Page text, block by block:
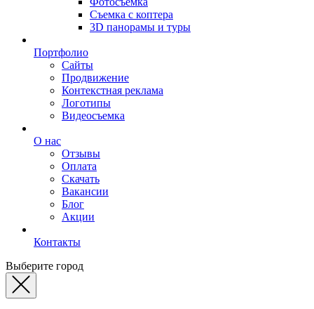
Съемка с коптера
3D панорамы и туры
Портфолио
Сайты
Продвижение
Контекстная реклама
Логотипы
Видеосъемка
О нас
Отзывы
Оплата
Скачать
Вакансии
Блог
Акции
Контакты
Выберите город